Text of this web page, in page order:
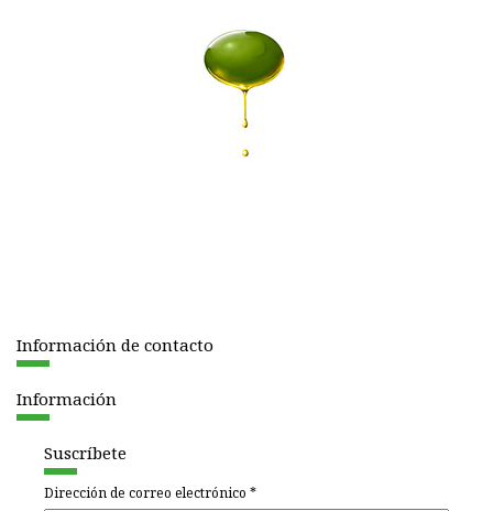
Información de contacto
Información
Suscríbete
Dirección de correo electrónico *